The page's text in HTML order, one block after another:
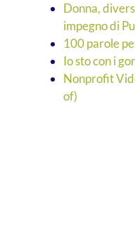
Donna,
impegno di
100 parole
Io sto con i
Nonprofit
of)